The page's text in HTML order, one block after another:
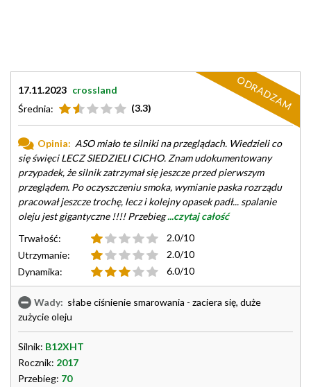
17.11.2023 crossland
Średnia:
(3.3)
Opinia: ASO miało te silniki na przeglądach. Wiedzieli co
się święci LECZ SIEDZIELI CICHO. Znam udokumentowany
przypadek, że silnik zatrzymał się jeszcze przed pierwszym
przeglądem. Po oczyszczeniu smoka, wymianie paska rozrządu
pracował jeszcze trochę, lecz i kolejny opasek padł... spalanie
oleju jest gigantyczne !!!! Przebieg...czytaj całość
Trwałość:
2.0/10
Utrzymanie:
2.0/10
Dynamika:
6.0/10
Wady: słabe ciśnienie smarowania - zaciera się, duże
zużycie oleju
Silnik: B12XHT
Rocznik: 2017
Przebieg: 70
ODRADZAM